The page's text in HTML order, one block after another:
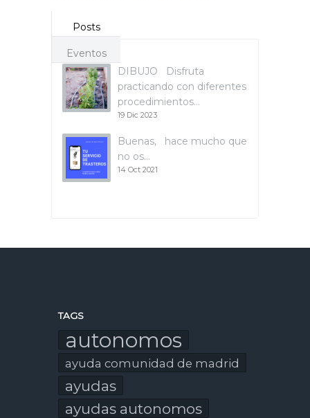
Posts
Eventos
DIBUJO Disfruta
practicando con diferentes
procedimientos…
19 Dic 2023
Buenas, hace mucho que
no os…
14 Oct 2021
TAGS
autonomos
ayuda comunidad de madrid
ayudas
ayudas autonomos